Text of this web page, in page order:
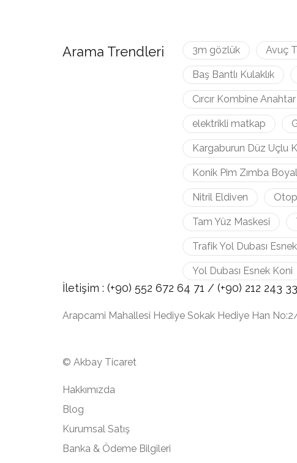
Arama Trendleri 3m gözlük Avuç
Baş Bantlı Kulaklık
Cırcır Kombine Anahtar
elektrikli matkap
Kargaburun Düz Uçlu
Konik Pim Zımba
Nitril Eldiven
Tam Yüz Maskesi
Trafik Yol Dubası
Yol Dubası Esnek Koni
İletişim : (+90) 552 672 64 71 / (+90) 212 243
Arapcami Mahallesi Hediye Sokak Hediye Han
© Akbay Ticaret
Hakkımızda
Blog
Kurumsal Satış
Banka & Ödeme Bilgileri